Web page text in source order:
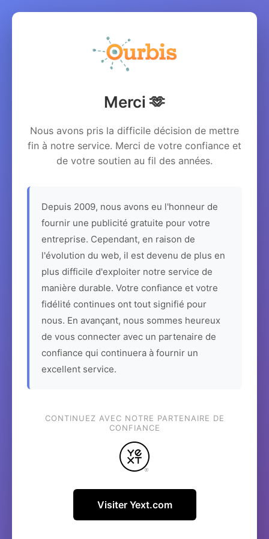
Merci 🫶
Nous avons pris la difficile décision de mettre
fin à notre service. Merci de votre confiance et
de votre soutien au fil des années.
Depuis 2009, nous avons eu l'honneur de
fournir une publicité gratuite pour votre
entreprise. Cependant, en raison de
l'évolution du web, il est devenu de plus en
plus difficile d'exploiter notre service de
manière durable. Votre confiance et votre
fidélité continues ont tout signifié pour
nous. En avançant, nous sommes heureux
de vous connecter avec un partenaire de
confiance qui continuera à fournir un
excellent service.
CONTINUEZ AVEC NOTRE PARTENAIRE DE
CONFIANCE
Visiter Yext.com